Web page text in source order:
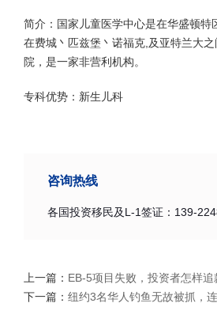
简介：国家儿童医学中心是在华盛顿特
在费城丶匹兹堡丶诺福克,及亚特兰大
院，是一家非营利机构。
专科优势：新生儿科
咨询热线
各国投资移民及L-1签证：139-
上一篇： EB-5项目失败，投资者怎样追
下一篇： 纽约3名华人钓鱼无故被抓，